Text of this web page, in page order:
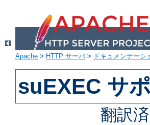
Apache > HTTP サーバ> ドキュメンテーシ
suEXEC サ
翻訳